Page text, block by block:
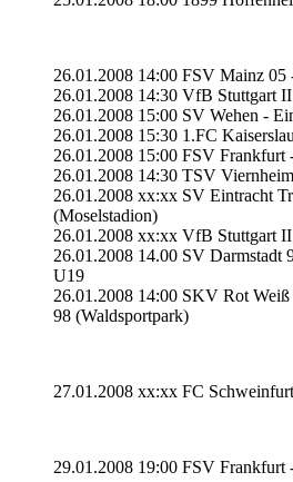
26.01.2008 14:00 FSV Mainz 05
26.01.2008 14:30 VfB Stuttgart
26.01.2008 15:00 SV Wehen -
26.01.2008 15:30 1.FC
26.01.2008 15:00 FSV Frankfurt
26.01.2008 14:30 TSV
26.01.2008 xx:xx SV Eintracht
(Moselstadion)
26.01.2008 xx:xx VfB Stuttgart
26.01.2008 14.00 SV Darmstadt
U19
26.01.2008 14:00 SKV Rot
98 (Waldsportpark)
27.01.2008 xx:xx FC
29.01.2008 19:00 FSV Frankfurt